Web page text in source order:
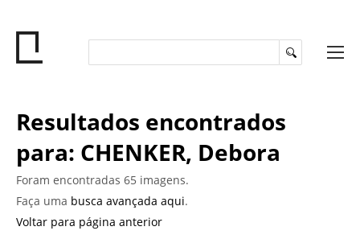
Resultados encontrados
para: CHENKER, Debora
Foram encontradas 65 imagens.
Faça uma busca avançada aqui.
Voltar para página anterior